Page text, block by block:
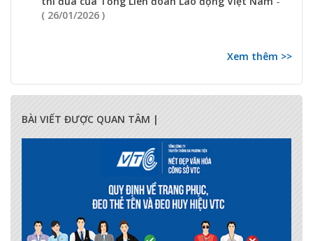
( 26/01/2026 )
Xem thêm >>
BÀI VIẾT ĐƯỢC QUAN TÂM |